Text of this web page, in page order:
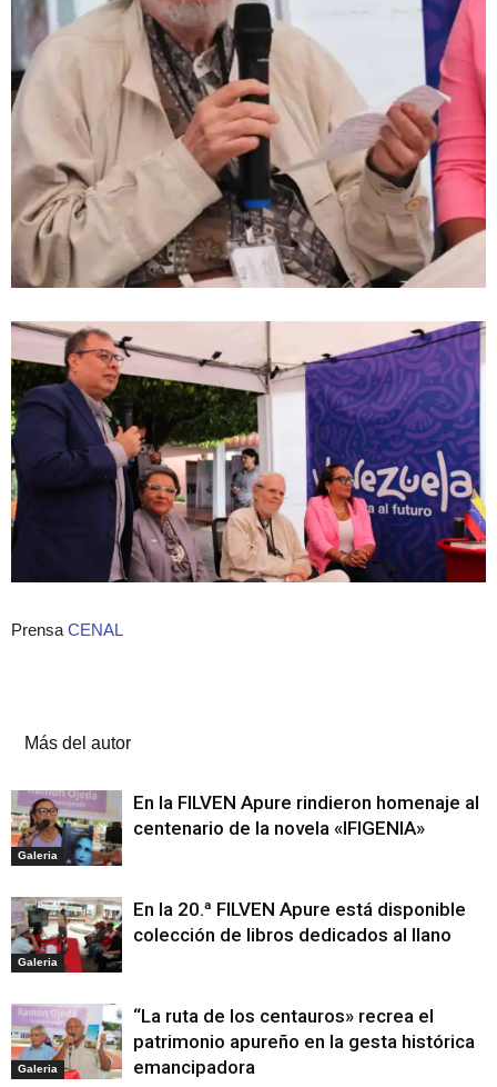
Prensa CENAL
Más del autor
Galeria
En la FILVEN Apure rindieron homenaje al
centenario de la novela «IFIGENIA»
Galeria
En la 20.ª FILVEN Apure está disponible
colección de libros dedicados al llano
Galeria
“La ruta de los centauros» recrea el
patrimonio apureño en la gesta histórica
emancipadora